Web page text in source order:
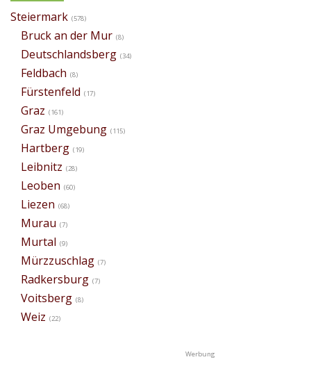
Steiermark (578)
Bruck an der Mur (8)
Deutschlandsberg (34)
Feldbach (8)
Fürstenfeld (17)
Graz (161)
Graz Umgebung (115)
Hartberg (19)
Leibnitz (28)
Leoben (60)
Liezen (68)
Murau (7)
Murtal (9)
Mürzzuschlag (7)
Radkersburg (7)
Voitsberg (8)
Weiz (22)